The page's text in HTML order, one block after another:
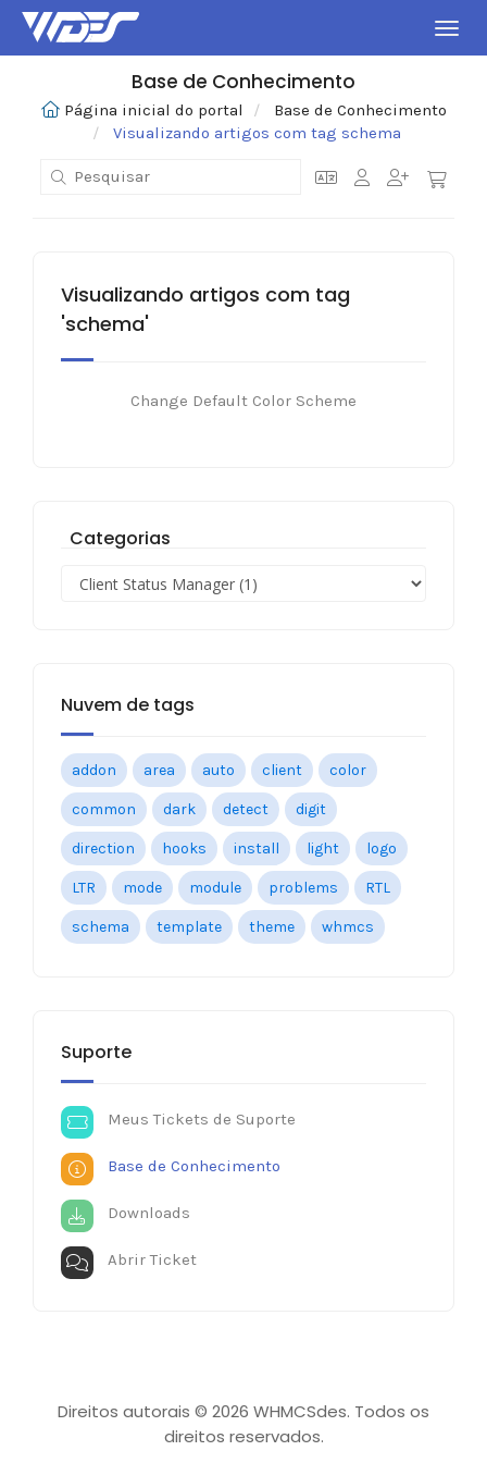
Base de Conhecimento
Página inicial do portal
Base de Conhecimento
Visualizando artigos com tag schema
Categorias
Nuvem de tags
addon area auto client color
common dark detect digit
direction hooks install light logo
LTR mode module problems RTL
schema template theme whmcs
Suporte
Meus Tickets de Suporte
Base de Conhecimento
Downloads
Abrir Ticket
Visualizando artigos com tag
'schema'
Change Default Color Scheme
Direitos autorais © 2026 WHMCSdes. Todos os
direitos reservados.